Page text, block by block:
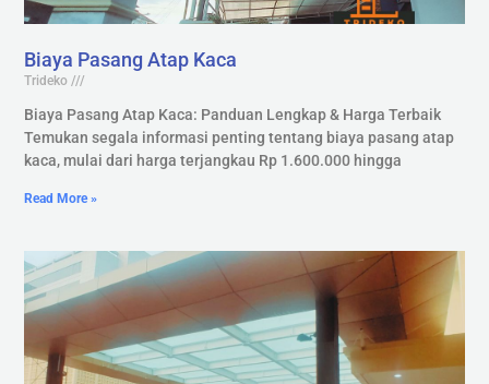
Biaya Pasang Atap Kaca
Trideko
Biaya Pasang Atap Kaca: Panduan Lengkap & Harga Terbaik
Temukan segala informasi penting tentang biaya pasang atap
kaca, mulai dari harga terjangkau Rp 1.600.000 hingga
Read More »